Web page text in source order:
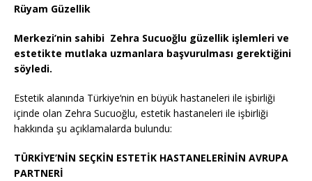
o
o
k
p k
Rüyam Güzellik
Merkezi’nin sahibi Zehra Sucuoğlu güzellik işlemleri ve
estetikte mutlaka uzmanlara başvurulması gerektiğini
söyledi.
Estetik alanında Türkiye‘nin en büyük hastaneleri ile işbirliği
içinde olan Zehra Sucuoğlu, estetik hastaneleri ile işbirliği
hakkında şu açıklamalarda bulundu:
TÜRKİYE’NİN SEÇKİN ESTETİK HASTANELERİNİN AVRUPA
PARTNERİ